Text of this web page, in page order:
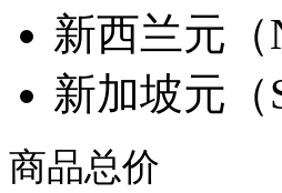
新西兰元（
新加坡元（
商品总价